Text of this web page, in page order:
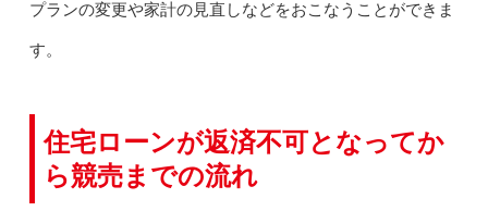
プランの変更や家計の見直しなどをおこなうことができま
す。
住宅ローンが返済不可となってか
ら競売までの流れ